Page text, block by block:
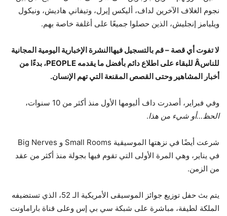
نجوم الغلاف الآخرين لداف، أليكس إيرل، وتيفاني هاديش، ونيكول
ويليامز إنجليش، الذين حصلوا جميعًا على أغلفة خاصة بهم.
لا تفوت أي قصة – قم بالتسجيل فيها النشرة الإخبارية اليومية المجانية
للناس
Â للبقاء على اطلاع دائم بأفضل ما يقدمه PEOPLE، بدءًا من
أخبار المشاهير وحتى القصص المقنعة التي تهم الإنسان.
وفي فبراير، أصدرت داف ألبومها الأول منذ أكثر من 10 سنوات،
الحظ…أو شيء من هذا.
شرعت أيضًا في نزهتها الموسيقية Small Rooms و Big Nerves
في يناير، وهي المرة الأولى التي تقوم فيها بجولة منذ أكثر من عقد
من الزمن.
يتم بث حفل توزيع جوائز الموسيقى الأمريكية الـ 52، الذي تستضيفه
الملكة لطيفة، مباشرة على شبكة سي بي إس وعلى قناة باراماونت